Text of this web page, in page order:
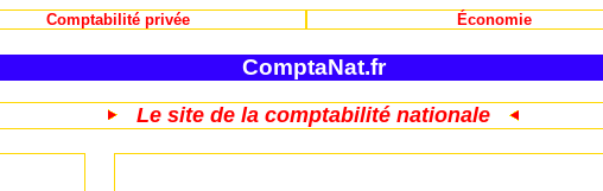
Comptabilité privée Économie
ComptaNat.fr
Le site de la comptabilité nationale